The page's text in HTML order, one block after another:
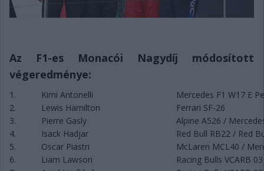
Az F1-es Monacói Nagydíj módosított
végeredménye:
1. Kimi Antonelli
Mercedes F1 W17 E
2.
Lewis Hamilton
Ferrari SF-26
3.
Pierre Gasly
Alpine A526 /
4.
Isack Hadjar
Red Bull RB22 / Red
5.
Oscar Piastri
McLaren MCL40 /
6.
Liam Lawson
Racing Bulls VCARB